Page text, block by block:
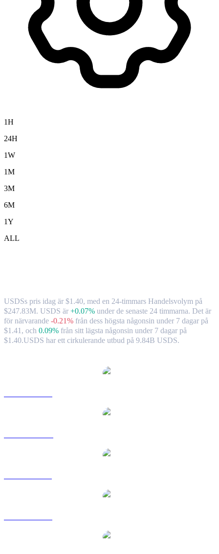
1H
24H
1W
1M
3M
6M
1Y
ALL
USDSs pris idag är $1.40, med en 24-timmars Handelsvolym på
$247.83M. USDS är +0.07% under de senaste 24 timmarna. Det är
för närvarande -0.21% från dess högsta någonsin under 7 dagar på
$1.41, och 0.09% från sitt lägsta någonsin under 7 dagar på
$1.40.USDS har ett cirkulerande utbud på 9.84B USDS.